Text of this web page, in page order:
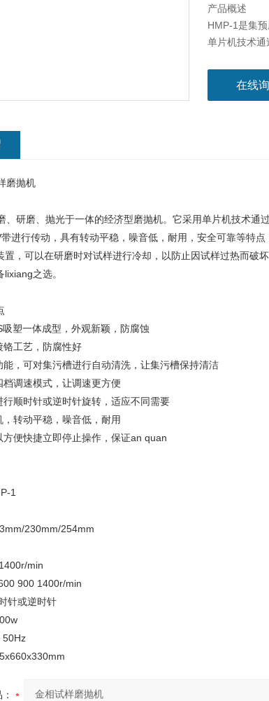
产品概述
HMP-1是集
单片机技术通
应不同需求
在线
磨抛机
、研磨、抛光于一体的经济型磨抛机。它采用单片机技术通
进行传动，具有转动平稳，噪音低，耐用，安全可靠等特
置，可以在研磨时对试样进行冷却，以防止因试样过热而破
之选。
吸塑一体成型，外观新颖，防腐蚀
铬工艺，防腐性好
能，可对集污槽进行自动清洗，让集污槽保持清洁
调速模式，让调速更方便
行顺时针或逆时针旋转，适应不同需要
转动平稳，噪音低，耐用
方便快捷立即停止操作，保证an quan
1
230mm/254mm
min
900 1400r/min
针或逆时针
50Hz